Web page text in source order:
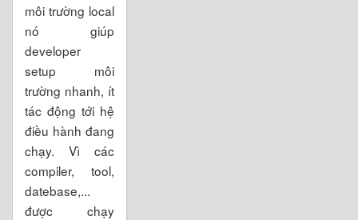
môi trường local
nó giúp
developer
setup môi
trường nhanh, ít
tác động tới hệ
điều hành đang
chạy. Vì các
compiler, tool,
datebase,...
được chạy